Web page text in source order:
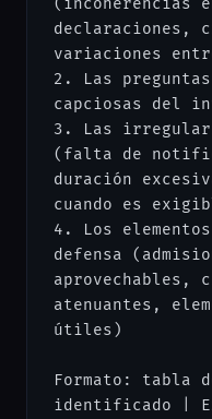
declaraciones,
variaciones
2. Las
capciosas del
3. Las
(falta de
duración
cuando es
4. Los
defensa
aprovechables,
atenuantes,
útiles)
Formato: tabla
identificado |